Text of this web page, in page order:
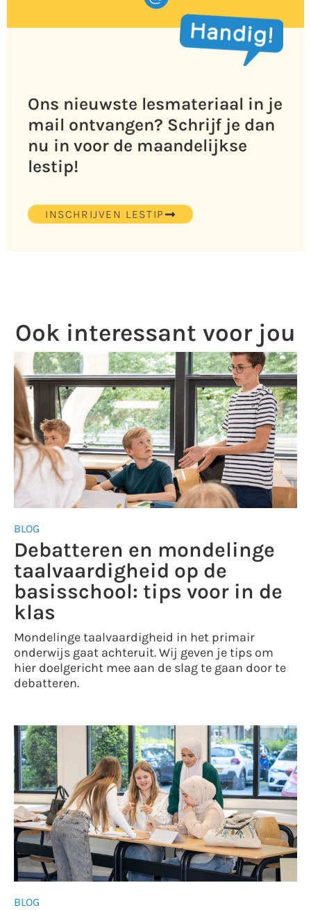
Ons nieuwste lesmateriaal in je
mail ontvangen? Schrijf je dan
nu in voor de maandelijkse
lestip!
INSCHRIJVEN LESTIP
Ook interessant voor jou
BLOG
Debatteren en mondelinge
taalvaardigheid op de
basisschool: tips voor in de
klas
Mondelinge taalvaardigheid in het primair
onderwijs gaat achteruit. Wij geven je tips om
hier doelgericht mee aan de slag te gaan door te
debatteren.
BLOG